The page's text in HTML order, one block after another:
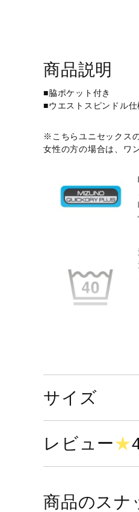
商品説明
■脇ポケット付き
■ウエストスピンドル
※こちらユニセックス
女性の方の場合は、ワ
サイズ
レビュー★
商品のスナ